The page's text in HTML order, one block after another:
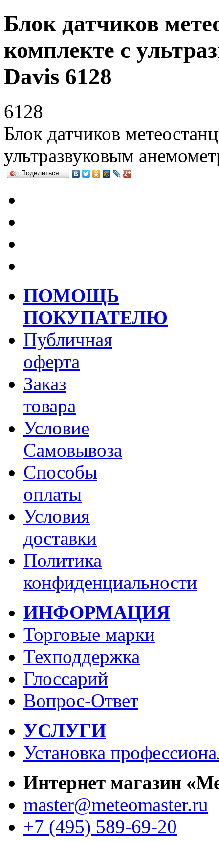
Блок датчиков
комплекте с
Davis 6128
6128
Блок датчиков
ультразвуковым
Поделиться…
ПОМОЩЬ
ПОКУПАТЕЛЮ
Публичная
оферта
Заказ
товара
Условие
Самовывоза
Способы
оплаты
Условия
доставки
Политика
конфиденциальности
ИНФОРМАЦИЯ
Торговые марки
Техподдержка
Глоссарий
Вопрос-Ответ
УСЛУГИ
Установка
Интернет магазин
master@meteomaster.ru
+7 (495) 589-69-20